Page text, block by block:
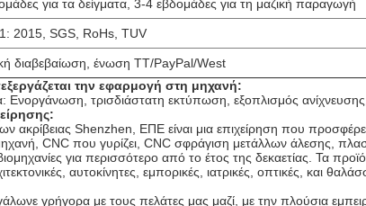
για τα δείγματα, 3-4 εβδομάδες για τη μαζική παραγωγή
2015, SGS, RoHs, TUV
διαβεβαίωση, ένωση TT/PayPal/West
την εφαρμογή στη μηχανή:
Ενοργάνωση, τρισδιάστατη εκτύπωση, εξοπλισμός
ακρίβειας Shenzhen, ΕΠΕ είναι μια επιχείρηση που
CNC που γυρίζει, CNC σφράγιση μετάλλων άλεσης,
για περισσότερο από το έτος της δεκαετίας. Τα
αυτοκίνητες, εμπορικές, ιατρικές, οπτικές, και
γρήγορα με τους πελάτες μας μαζί, με την πλούσια